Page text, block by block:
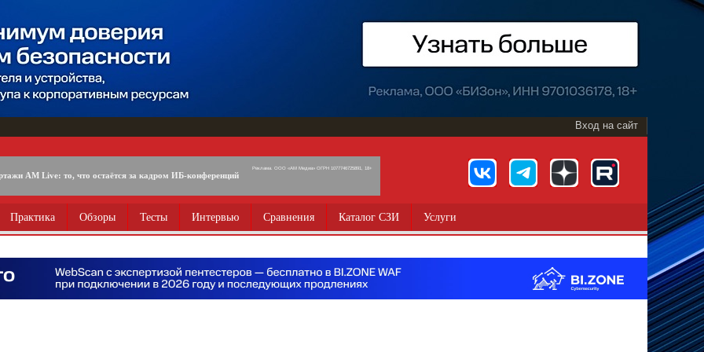
Вход на сайт
AM Live: то, что остаётся за кадром ИБ-конференций
Реклама. ООО «АМ Медиа» ОГРН 1077746725891, 18+
Практика Обзоры Тесты Интервью Сравнения Каталог СЗИ Услуги